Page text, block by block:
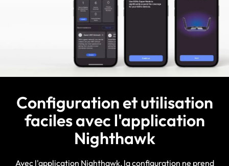
Configuration et utilisation
faciles avec l'application
Nighthawk
Avec l'application Nighthawk, la configuration ne prend